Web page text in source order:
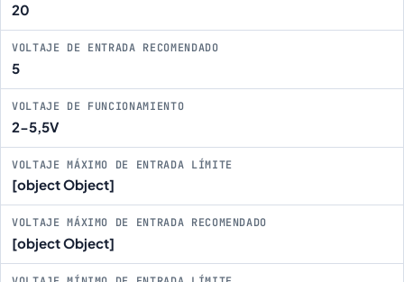
20
VOLTAJE DE ENTRADA RECOMENDADO
5
VOLTAJE DE FUNCIONAMIENTO
2-5,5V
VOLTAJE MÁXIMO DE ENTRADA LÍMITE
[object Object]
VOLTAJE MÁXIMO DE ENTRADA RECOMENDADO
[object Object]